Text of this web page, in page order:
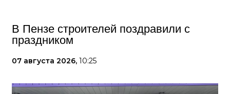
В Пензе строителей поздравили с
праздником
07 августа 2026, 10:25